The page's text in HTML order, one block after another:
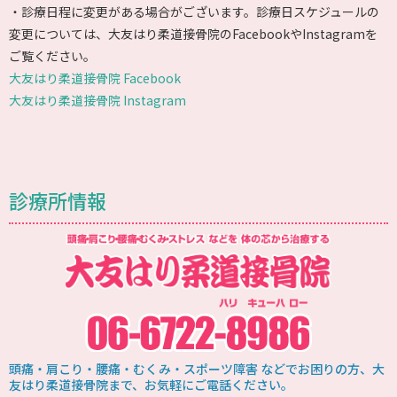
・診療日程に変更がある場合がございます。診療日スケジュールの
変更については、大友はり柔道接骨院のFacebookやInstagramを
ご覧ください。
大友はり柔道接骨院 Facebook
大友はり柔道接骨院 Instagram
診療所情報
頭痛・肩こり・腰痛・むくみ・スポーツ障害 などでお困りの方、大
友はり柔道接骨院まで、お気軽にご電話ください。